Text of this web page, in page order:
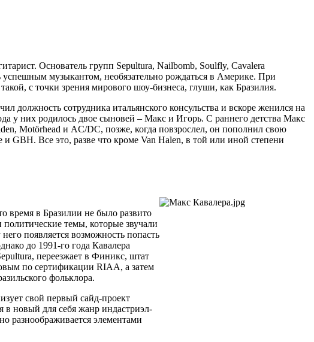
Основатель групп Sepultura, Nailbomb, Soulfly, Cavalera
музыкантом, необязательно рождаться в Америке. При
с точки зрения мирового шоу-бизнеса, глуши, как Бразилия.
должность сотрудника итальянского консульства и вскоре женился на
у них родилось двое сыновей – Макс и Игорь. С раннего детства Макс
Motörhead и AC/DC, позже, когда повзрослел, он пополнил свою
GBH. Все это, разве что кроме Van Halen, в той или иной степени
время в Бразилии не было развито
темы, которые звучали
появляется возможность попасть
до 1991-го года Кавалера
переезжает в Финикс, штат
по сертификации RIAA, а затем
фольклора.
свой первый сайд-проект
в новый для себя жанр индастриэл-
разноображивается элементами